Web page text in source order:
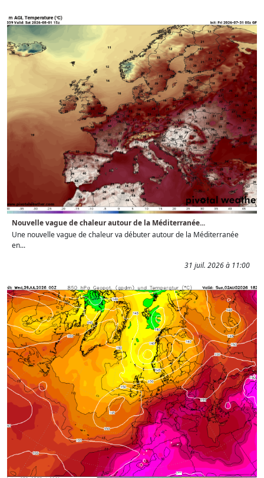
Nouvelle vague de chaleur autour de la Méditerranée...
Une nouvelle vague de chaleur va débuter autour de la Méditerranée
en...
31 juil. 2026 à 11:00